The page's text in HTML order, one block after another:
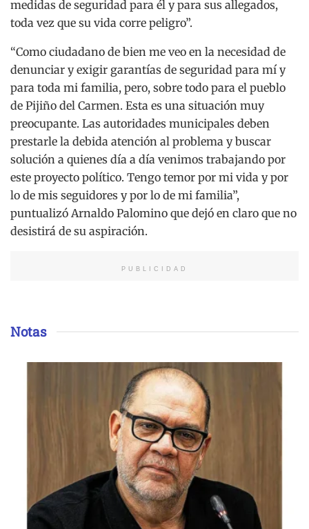
medidas de seguridad para él y para sus allegados,
toda vez que su vida corre peligro”.
“Como ciudadano de bien me veo en la necesidad de
denunciar y exigir garantías de seguridad para mí y
para toda mi familia, pero, sobre todo para el pueblo
de Pijiño del Carmen. Esta es una situación muy
preocupante. Las autoridades municipales deben
prestarle la debida atención al problema y buscar
solución a quienes día a día venimos trabajando por
este proyecto político. Tengo temor por mi vida y por
lo de mis seguidores y por lo de mi familia”,
puntualizó Arnaldo Palomino que dejó en claro que no
desistirá de su aspiración.
PUBLICIDAD
Notas